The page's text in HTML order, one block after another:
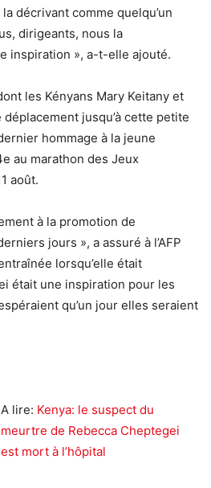
décrivant comme quelqu’un
dirigeants, nous la
inspiration », a-t-elle ajouté.
les Kényans Mary Keitany et
jusqu’à cette petite
hommage à la jeune
au marathon des Jeux
août.
à la promotion de
jours », a assuré à l’AFP
lorsqu’elle était
était une inspiration pour les
qu’un jour elles seraient
A lire: Kenya: le suspect du
meurtre de Rebecca Cheptegei
est mort à l’hôpital